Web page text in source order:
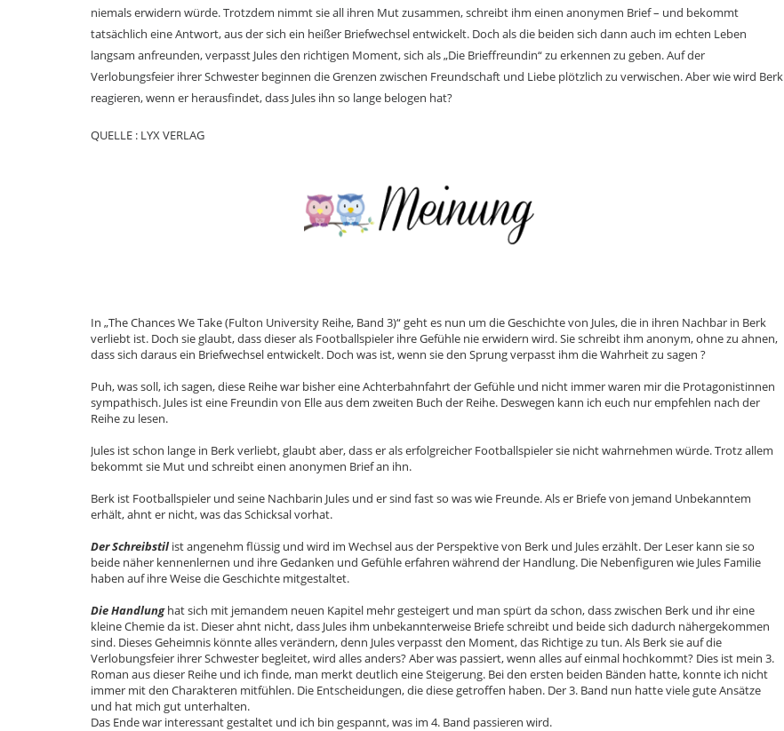
niemals erwidern würde. Trotzdem nimmt sie all ihren Mut zusammen, schreibt ihm einen anonymen Brief – und bekommt
tatsächlich eine Antwort, aus der sich ein heißer Briefwechsel entwickelt. Doch als die beiden sich dann auch im echten Leben
langsam anfreunden, verpasst Jules den richtigen Moment, sich als „Die Brieffreundin“ zu erkennen zu geben. Auf der
Verlobungsfeier ihrer Schwester beginnen die Grenzen zwischen Freundschaft und Liebe plötzlich zu verwischen. Aber wie wird Berk
reagieren, wenn er herausfindet, dass Jules ihn so lange belogen hat?
QUELLE : LYX VERLAG
In „The Chances We Take (Fulton University Reihe, Band 3)“ geht es nun um die Geschichte von Jules, die in ihren Nachbar in Berk
verliebt ist. Doch sie glaubt, dass dieser als Footballspieler ihre Gefühle nie erwidern wird. Sie schreibt ihm anonym, ohne zu ahnen,
dass sich daraus ein Briefwechsel entwickelt. Doch was ist, wenn sie den Sprung verpasst ihm die Wahrheit zu sagen ?
Puh, was soll, ich sagen, diese Reihe war bisher eine Achterbahnfahrt der Gefühle und nicht immer waren mir die Protagonistinnen
sympathisch. Jules ist eine Freundin von Elle aus dem zweiten Buch der Reihe. Deswegen kann ich euch nur empfehlen nach der
Reihe zu lesen.
Jules ist schon lange in Berk verliebt, glaubt aber, dass er als erfolgreicher Footballspieler sie nicht wahrnehmen würde. Trotz allem
bekommt sie Mut und schreibt einen anonymen Brief an ihn.
Berk ist Footballspieler und seine Nachbarin Jules und er sind fast so was wie Freunde. Als er Briefe von jemand Unbekanntem
erhält, ahnt er nicht, was das Schicksal vorhat.
Der Schreibstilist angenehm flüssig und wird im Wechsel aus der Perspektive von Berk und Jules erzählt. Der Leser kann sie so
beide näher kennenlernen und ihre Gedanken und Gefühle erfahren während der Handlung. Die Nebenfiguren wie Jules Familie
haben auf ihre Weise die Geschichte mitgestaltet.
Die Handlung hat sich mit jemandem neuen Kapitel mehr gesteigert und man spürt da schon, dass zwischen Berk und ihr eine
kleine Chemie da ist. Dieser ahnt nicht, dass Jules ihm unbekannterweise Briefe schreibt und beide sich dadurch nähergekommen
sind. Dieses Geheimnis könnte alles verändern, denn Jules verpasst den Moment, das Richtige zu tun. Als Berk sie auf die
Verlobungsfeier ihrer Schwester begleitet, wird alles anders? Aber was passiert, wenn alles auf einmal hochkommt? Dies ist mein 3.
Roman aus dieser Reihe und ich finde, man merkt deutlich eine Steigerung. Bei den ersten beiden Bänden hatte, konnte ich nicht
immer mit den Charakteren mitfühlen. Die Entscheidungen, die diese getroffen haben. Der 3. Band nun hatte viele gute Ansätze
und hat mich gut unterhalten.
Das Ende war interessant gestaltet und ich bin gespannt, was im 4. Band passieren wird.